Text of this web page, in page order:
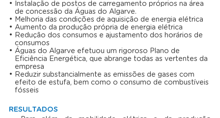
Instalação de postos de carregamento próprios na área
de concessão da Águas do Algarve.
Melhoria das condições de aquisição de energia elétrica
Aumento da produção própria de energia elétrica
Redução dos consumos e ajustamento dos horários de
consumos
Águas do Algarve efetuou um rigoroso Plano de
Eficiência Energética, que abrange todas as vertentes da
empresa
Reduzir substancialmente as emissões de gases com
efeito de estufa, bem como o consumo de combustíveis
fósseis
RESULTADOS